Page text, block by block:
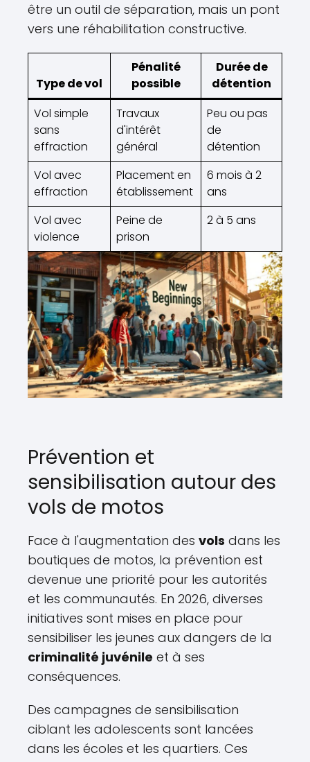
être un outil de séparation, mais un pont
vers une réhabilitation constructive.
Type de vol
Pénalité
possible
Durée de
détention
Vol simple
sans
effraction
Travaux
d'intérêt
général
Peu ou pas
de
détention
Vol avec
effraction
Placement en
établissement
6 mois à 2
ans
Vol avec
violence
Peine de
prison
2 à 5 ans
Prévention et
sensibilisation autour des
vols de motos
Face à l'augmentation des vols dans les
boutiques de motos, la prévention est
devenue une priorité pour les autorités
et les communautés. En 2026, diverses
initiatives sont mises en place pour
sensibiliser les jeunes aux dangers de la
criminalité juvénile et à ses
conséquences.
Des campagnes de sensibilisation
ciblant les adolescents sont lancées
dans les écoles et les quartiers. Ces